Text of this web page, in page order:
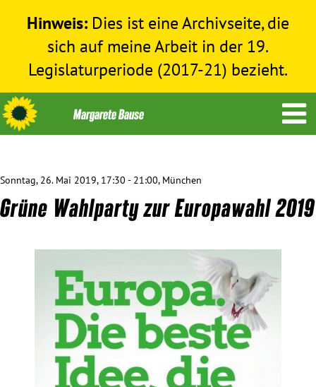
Hinweis: Dies ist eine Archivseite, die
sich auf meine Arbeit in der 19.
Legislaturperiode (2017-21) bezieht.
Themen
Humanitäre Hilfe
Bundestag 2017-2021
Obfrau im Ausschuss für Menschenrechte und
humanitäre Hilfe
Sonntag, 26. Mai 2019, 17:30 - 21:00, München
Grüne Wahlparty zur Europawahl 2019